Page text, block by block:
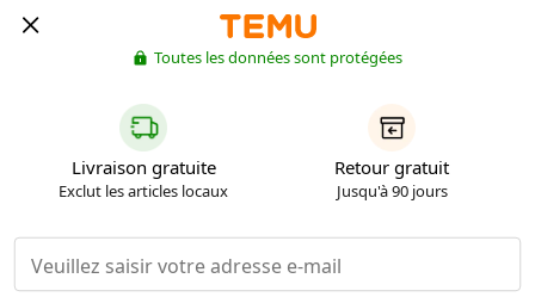
Toutes les données sont protégées
Livraison gratuite
Exclut les articles locaux
Retour gratuit
Jusqu'à 90 jours